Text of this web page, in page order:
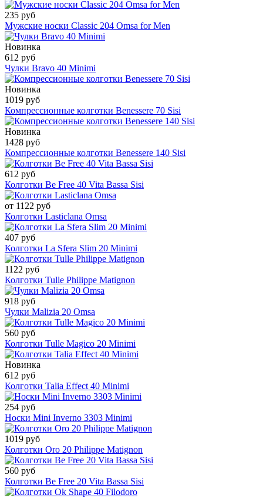
235 руб
Мужские носки Classic 204 Omsa for Men
Новинка
612 руб
Чулки Bravo 40 Minimi
Новинка
1019 руб
Компрессионные колготки Benessere 70 Sisi
Новинка
1428 руб
Компрессионные колготки Benessere 140 Sisi
612 руб
Колготки Be Free 40 Vita Bassa Sisi
от 1122 руб
Колготки Lasticlana Omsa
407 руб
Колготки La Sfera Slim 20 Minimi
1122 руб
Колготки Tulle Philippe Matignon
918 руб
Чулки Malizia 20 Omsa
560 руб
Колготки Tulle Magico 20 Minimi
Новинка
612 руб
Колготки Talia Effect 40 Minimi
254 руб
Носки Mini Inverno 3303 Minimi
1019 руб
Колготки Oro 20 Philippe Matignon
560 руб
Колготки Be Free 20 Vita Bassa Sisi